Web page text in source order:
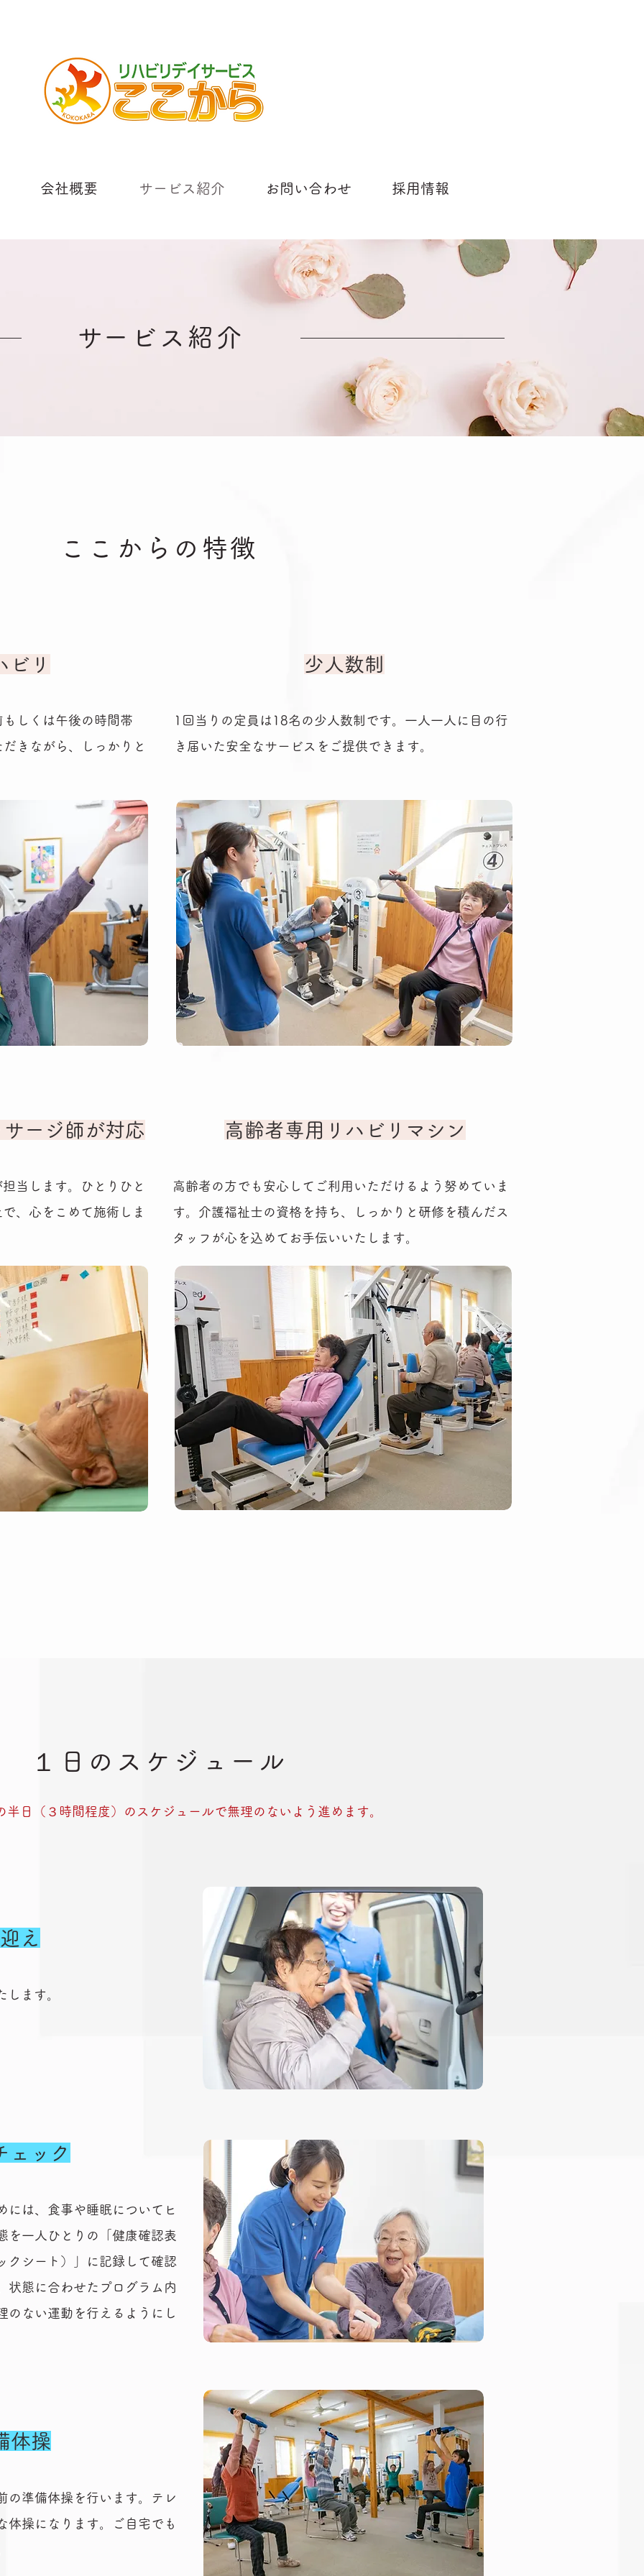
会社概要 サービス紹介 お問い合わせ 採用情報
​サービス紹介
ここからの特徴
ビリ
しくは午後の時間帯
きながら、しっかりと
​少人数制
1回当りの定員は18名の少人数制です。一人一人に目の行
き届いた安全なサービスをご提供できます。
ージ師が対応
当します。ひとりひと
、心をこめて施術しま
高齢者専用リハビリマシン
高齢者の方でも安心してご利用いただけるよう努めていま
す。介護福祉士の資格を持ち、しっかりと研修を積んだス
タッフが心を込めてお手伝いいたします。
１日のスケジュール
半日（３時間程度）のスケジュールで無理のないよう進めます。
え
します。
ェック
には、食事や睡眠についてヒ
を一人ひとりの「健康確認表
クシート）」に記録して確認
状態に合わせたプログラム内
のない運動を行えるようにし
体操
の準備体操を行います。テレ
体操になります。ご自宅でも